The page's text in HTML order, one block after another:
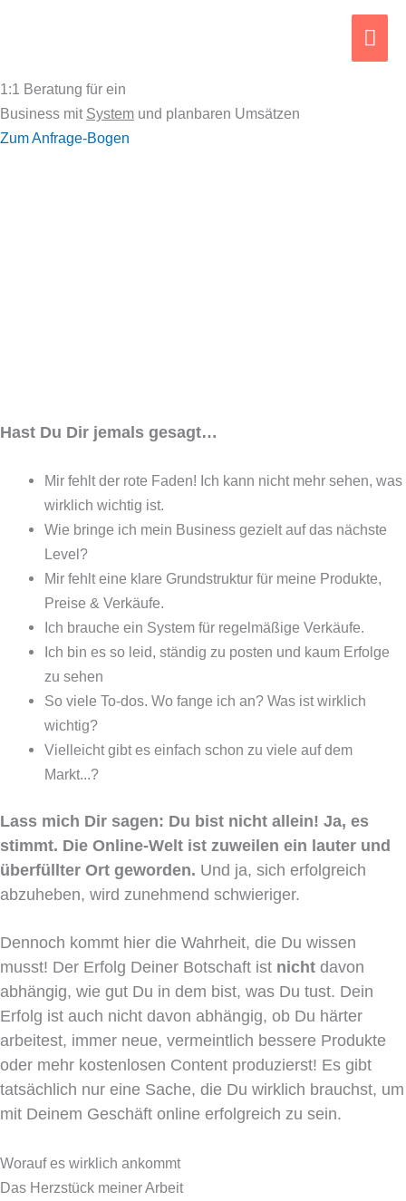
1:1 Beratung für ein
Business mit System und planbaren Umsätzen
Zum Anfrage-Bogen
Hast Du Dir jemals gesagt…
Mir fehlt der rote Faden! Ich kann nicht mehr sehen, was
wirklich wichtig ist.
Wie bringe ich mein Business gezielt auf das nächste
Level?
Mir fehlt eine klare Grundstruktur für meine Produkte,
Preise & Verkäufe.
Ich brauche ein System für regelmäßige Verkäufe.
Ich bin es so leid, ständig zu posten und kaum Erfolge
zu sehen
So viele To-dos. Wo fange ich an? Was ist wirklich
wichtig?
Vielleicht gibt es einfach schon zu viele auf dem
Markt...?
Lass mich Dir sagen: Du bist nicht allein! Ja, es
stimmt. Die Online-Welt ist zuweilen ein lauter und
überfüllter Ort geworden. Und ja, sich erfolgreich
abzuheben, wird zunehmend schwieriger.
Dennoch kommt hier die Wahrheit, die Du wissen
musst! Der Erfolg Deiner Botschaft ist nicht davon
abhängig, wie gut Du in dem bist, was Du tust. Dein
Erfolg ist auch nicht davon abhängig, ob Du härter
arbeitest, immer neue, vermeintlich bessere Produkte
oder mehr kostenlosen Content produzierst! Es gibt
tatsächlich nur eine Sache, die Du wirklich brauchst, um
mit Deinem Geschäft online erfolgreich zu sein.
Worauf es wirklich ankommt
Das Herzstück meiner Arbeit